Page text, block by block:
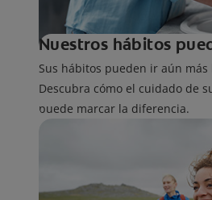
Nuestros hábitos
Sus hábitos pueden ir aún más
Descubra cómo el cuidado de
puede marcar la diferencia.